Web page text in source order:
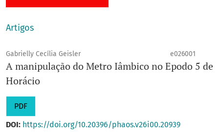
Artigos
Gabrielly Cecília Geisler e026001
A manipulação do Metro Iâmbico no Epodo 5 de
Horácio
PDF
DOI: https://doi.org/10.20396/phaos.v26i00.20939